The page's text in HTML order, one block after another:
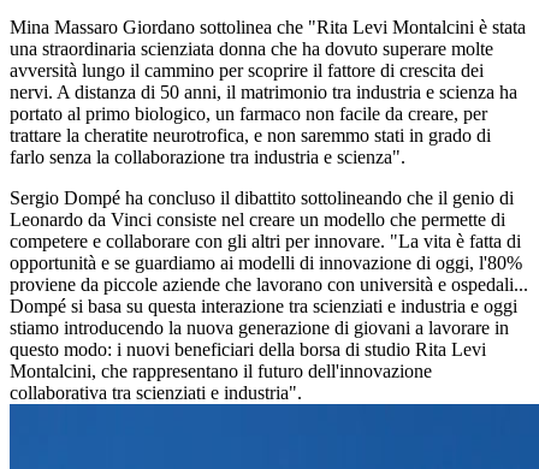
Mina Massaro Giordano sottolinea che "Rita Levi Montalcini è stata
una straordinaria scienziata donna che ha dovuto superare molte
avversità lungo il cammino per scoprire il fattore di crescita dei
nervi. A distanza di 50 anni, il matrimonio tra industria e scienza ha
portato al primo biologico, un farmaco non facile da creare, per
trattare la cheratite neurotrofica, e non saremmo stati in grado di
farlo senza la collaborazione tra industria e scienza".
Sergio Dompé ha concluso il dibattito sottolineando che il genio di
Leonardo da Vinci consiste nel creare un modello che permette di
competere e collaborare con gli altri per innovare. "La vita è fatta di
opportunità e se guardiamo ai modelli di innovazione di oggi, l'80%
proviene da piccole aziende che lavorano con università e ospedali...
Dompé si basa su questa interazione tra scienziati e industria e oggi
stiamo introducendo la nuova generazione di giovani a lavorare in
questo modo: i nuovi beneficiari della borsa di studio Rita Levi
Montalcini, che rappresentano il futuro dell'innovazione
collaborativa tra scienziati e industria".